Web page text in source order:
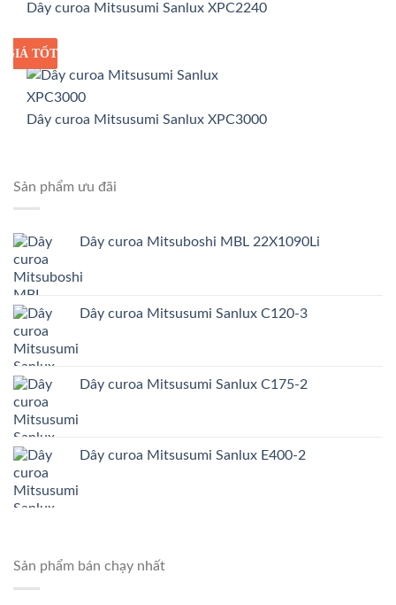
Dây curoa Mitsusumi Sanlux XPC2240
GIÁ SỈ
GIÁ TỐT
Dây curoa Mitsusumi Sanlux XPC3000
Sản phẩm ưu đãi
Dây curoa Mitsuboshi MBL 22X1090Li
Dây curoa Mitsusumi Sanlux C120-3
Dây curoa Mitsusumi Sanlux C175-2
Dây curoa Mitsusumi Sanlux E400-2
Sản phẩm bán chạy nhất